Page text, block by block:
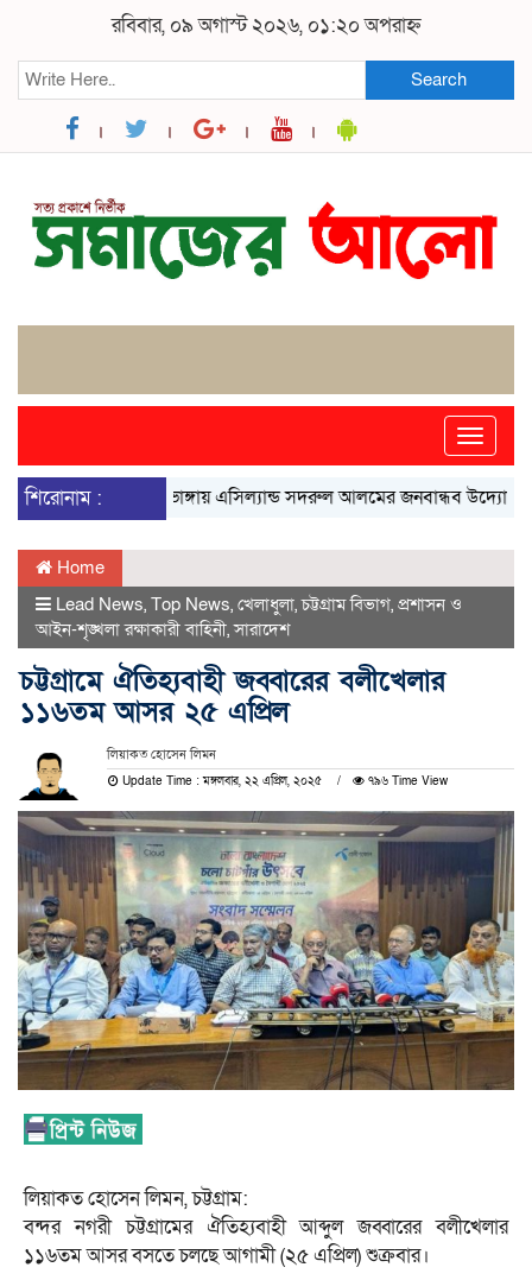
রবিবার, ০৯ অগাস্ট ২০২৬, ০১:২০ অপরাহ্ন
Search
Toggle
শিরোনাম :
ভাঙ্গায় এসিল্যান্ড সদরুল আলমের জনবান্ধব উদ্যোগে বদলে
Home
Lead News, Top News, খেলাধুলা,চট্টগ্রাম বিভাগ, প্রশাসন ও
আইন-শৃঙ্খলা রক্ষাকারী বাহিনী,সারাদেশ
চট্টগ্রামে ঐতিহ্যবাহী জব্বারের বলীখেলার
১১৬তম আসর ২৫ এপ্রিল
লিয়াকত হোসেন লিমন
Update Time : মঙ্গলবার, ২২ এপ্রিল, ২০২৫ ৭৯৬ Time View
লিয়াকত হোসেন লিমন, চট্টগ্রাম:
বন্দর নগরী চট্টগ্রামের ঐতিহ্যবাহী আব্দুল জব্বারের বলীখেলার
১১৬তম আসর বসতে চলছে আগামী (২৫ এপ্রিল) শুক্রবার।